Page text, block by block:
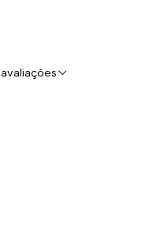
2 avaliações